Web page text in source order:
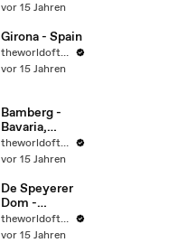
vor 15 Jahren
Girona - Spain
theworldoftravel2
vor 15 Jahren
Bamberg -
Bavaria,
Germany.
UNESCO
theworldoftravel2
vor 15 Jahren
De Speyerer
Dom -
Deutschland -
UNESCO
theworldoftravel2
vor 15 Jahren